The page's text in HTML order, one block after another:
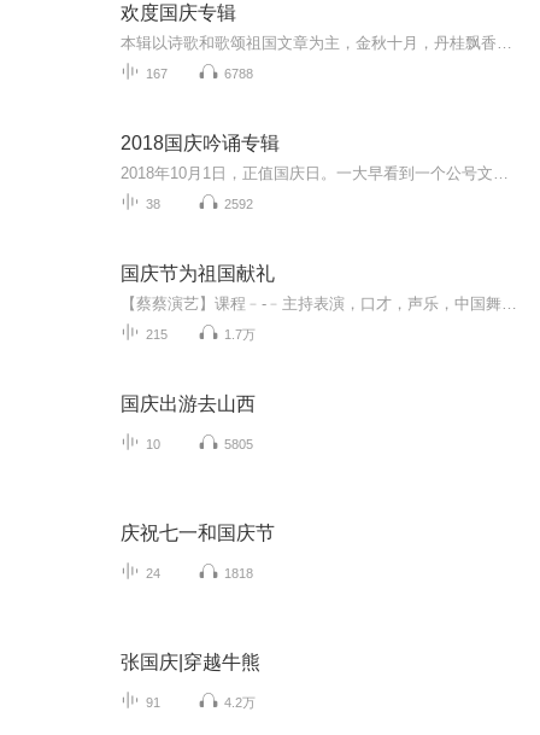
欢度国庆专辑
167 6788
2018国庆吟诵专辑
38 2592
国庆节为祖国献礼
215 1.7万
国庆出游去山西
10 5805
庆祝七一和国庆节
24 1818
张国庆|穿越牛熊
91 4.2万